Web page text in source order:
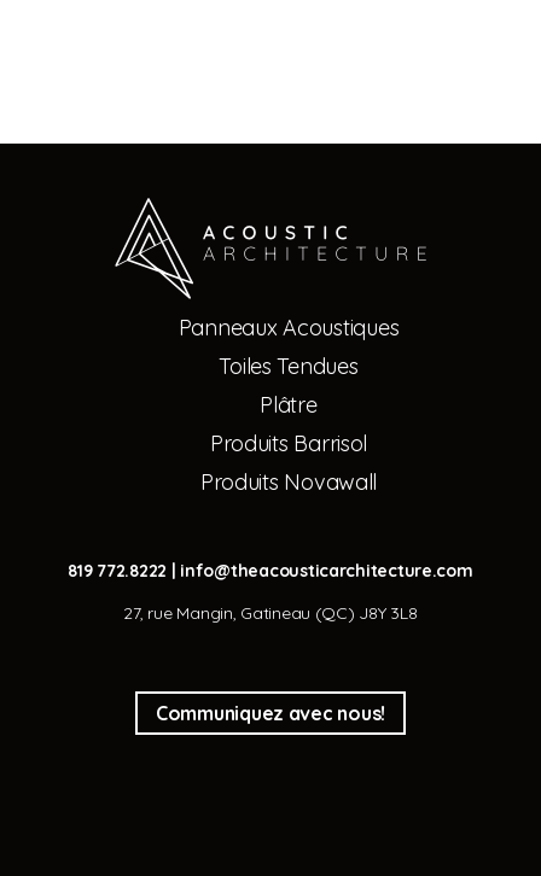
Panneaux Acoustiques
Toiles Tendues
Plâtre
Produits Barrisol
Produits Novawall
819 772.8222 | info@theacousticarchitecture.com
27, rue Mangin, Gatineau (QC) J8Y 3L8
Communiquez avec nous!